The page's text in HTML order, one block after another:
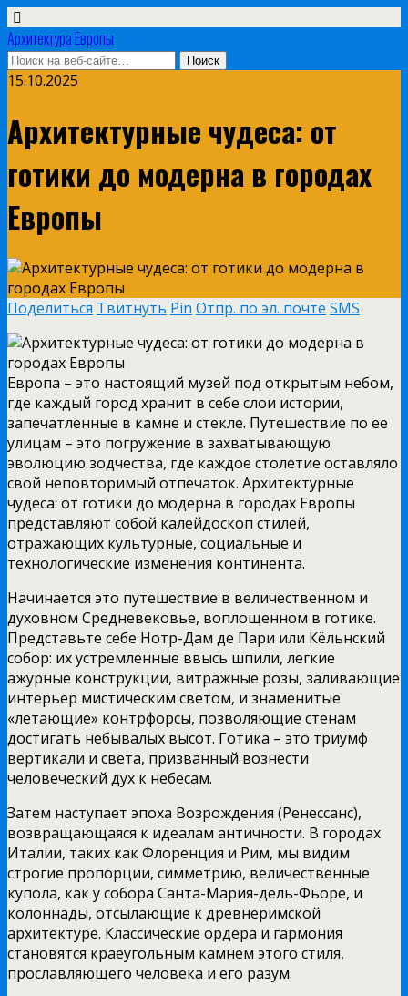
Архитектура Европы
15.10.2025
Архитектурные чудеса: от
готики до модерна в городах
Европы
Поделиться Твитнуть Pin Отпр. по эл. почте SMS
Европа – это настоящий музей под открытым небом,
где каждый город хранит в себе слои истории,
запечатленные в камне и стекле. Путешествие по ее
улицам – это погружение в захватывающую
эволюцию зодчества, где каждое столетие оставляло
свой неповторимый отпечаток. Архитектурные
чудеса: от готики до модерна в городах Европы
представляют собой калейдоскоп стилей,
отражающих культурные, социальные и
технологические изменения континента.
Начинается это путешествие в величественном и
духовном Средневековье, воплощенном в готике.
Представьте себе Нотр-Дам де Пари или Кёльнский
собор: их устремленные ввысь шпили, легкие
ажурные конструкции, витражные розы, заливающие
интерьер мистическим светом, и знаменитые
«летающие» контрфорсы, позволяющие стенам
достигать небывалых высот. Готика – это триумф
вертикали и света, призванный вознести
человеческий дух к небесам.
Затем наступает эпоха Возрождения (Ренессанс),
возвращающаяся к идеалам античности. В городах
Италии, таких как Флоренция и Рим, мы видим
строгие пропорции, симметрию, величественные
купола, как у собора Санта-Мария-дель-Фьоре, и
колоннады, отсылающие к древнеримской
архитектуре. Классические ордера и гармония
становятся краеугольным камнем этого стиля,
прославляющего человека и его разум.